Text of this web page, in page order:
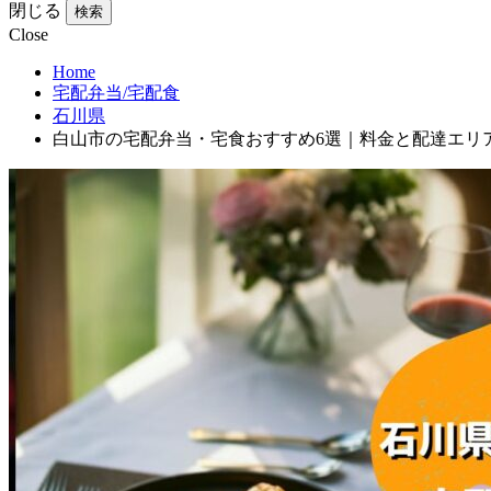
閉じる 検索
Close
Home
宅配弁当/宅配食
石川県
白山市の宅配弁当・宅食おすすめ6選｜料金と配達エリ